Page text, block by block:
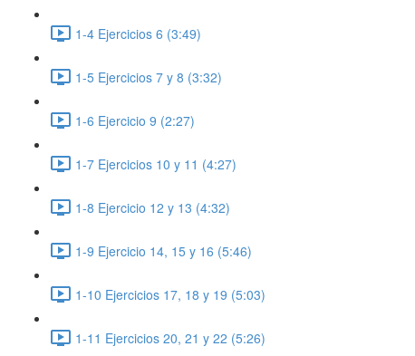
1-4 Ejercicios 6 (3:49)
1-5 Ejercicios 7 y 8 (3:32)
1-6 Ejercicio 9 (2:27)
1-7 Ejercicios 10 y 11 (4:27)
1-8 Ejercicio 12 y 13 (4:32)
1-9 Ejercicio 14, 15 y 16 (5:46)
1-10 Ejercicios 17, 18 y 19 (5:03)
1-11 Ejercicios 20, 21 y 22 (5:26)